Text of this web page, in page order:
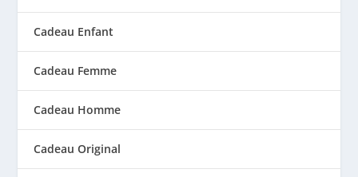
Cadeau Enfant
Cadeau Femme
Cadeau Homme
Cadeau Original